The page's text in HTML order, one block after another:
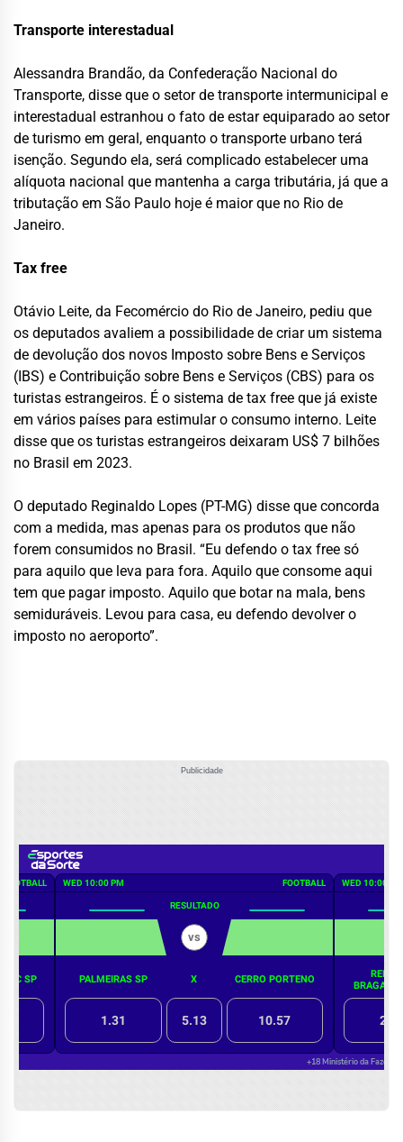
Transporte interestadual
Alessandra Brandão, da Confederação Nacional do
Transporte, disse que o setor de transporte intermunicipal e
interestadual estranhou o fato de estar equiparado ao setor
de turismo em geral, enquanto o transporte urbano terá
isenção. Segundo ela, será complicado estabelecer uma
alíquota nacional que mantenha a carga tributária, já que a
tributação em São Paulo hoje é maior que no Rio de
Janeiro.
Tax free
Otávio Leite, da Fecomércio do Rio de Janeiro, pediu que
os deputados avaliem a possibilidade de criar um sistema
de devolução dos novos Imposto sobre Bens e Serviços
(IBS) e Contribuição sobre Bens e Serviços (CBS) para os
turistas estrangeiros. É o sistema de tax free que já existe
em vários países para estimular o consumo interno. Leite
disse que os turistas estrangeiros deixaram US$ 7 bilhões
no Brasil em 2023.
O deputado Reginaldo Lopes (PT-MG) disse que concorda
com a medida, mas apenas para os produtos que não
forem consumidos no Brasil. “Eu defendo o tax free só
para aquilo que leva para fora. Aquilo que consome aqui
tem que pagar imposto. Aquilo que botar na mala, bens
semiduráveis. Levou para casa, eu defendo devolver o
imposto no aeroporto”.
Publicidade